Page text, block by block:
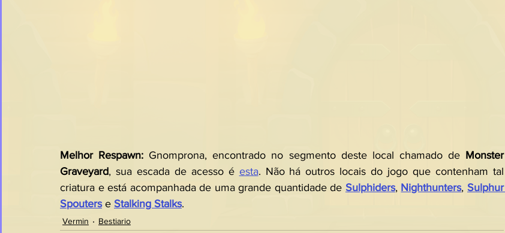
Melhor Respawn: Gnomprona, encontrado no segmento deste local chamado de Monster
Graveyard, sua escada de acesso é esta. Não há outros locais do jogo que contenham tal
criatura e está acompanhada de uma grande quantidade de Sulphiders, Nighthunters, Sulphur
Spouters e Stalking Stalks.
Vermin Bestiario